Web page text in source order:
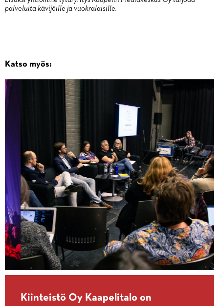
palveluita kävijöille ja vuokralaisille.
Katso myös:
Kiinteistö Oy Kaapelitalo on